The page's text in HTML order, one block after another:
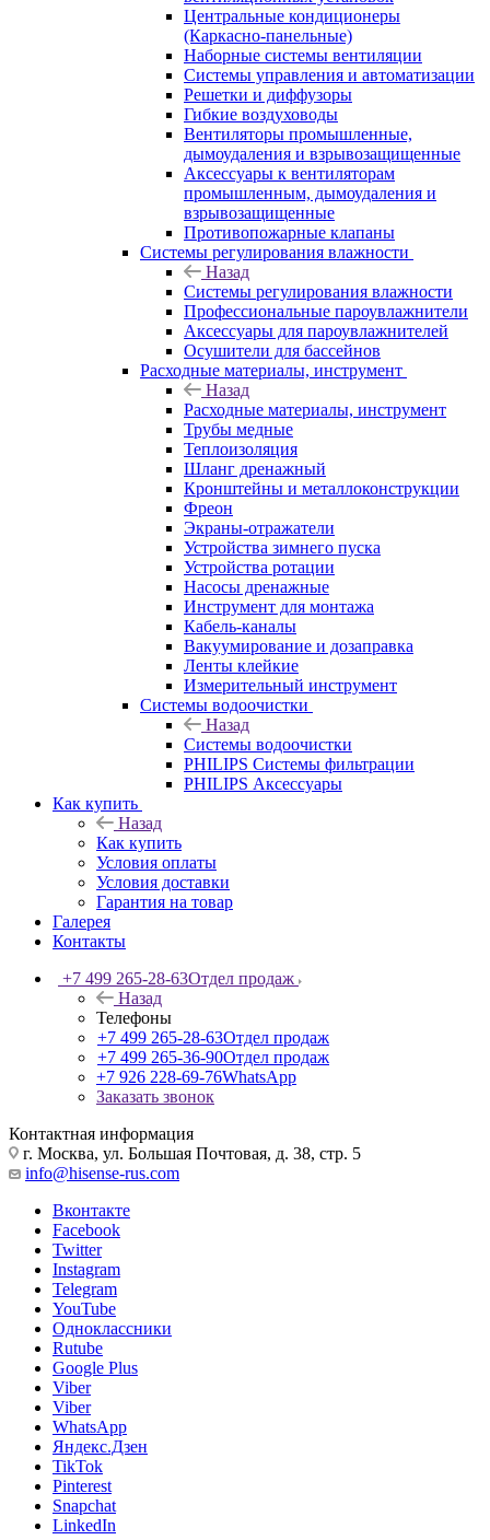
Центральные кондиционеры
(Каркасно-панельные)
Наборные системы вентиляции
Системы управления и автоматизации
Решетки и диффузоры
Гибкие воздуховоды
Вентиляторы промышленные,
дымоудаления и взрывозащищенные
Аксессуары к вентиляторам
промышленным, дымоудаления и
взрывозащищенные
Противопожарные клапаны
Системы регулирования влажности
Назад
Системы регулирования влажности
Профессиональные пароувлажнители
Аксессуары для пароувлажнителей
Осушители для бассейнов
Расходные материалы, инструмент
Назад
Расходные материалы, инструмент
Трубы медные
Теплоизоляция
Шланг дренажный
Кронштейны и металлоконструкции
Фреон
Экраны-отражатели
Устройства зимнего пуска
Устройства ротации
Насосы дренажные
Инструмент для монтажа
Кабель-каналы
Вакуумирование и дозаправка
Ленты клейкие
Измерительный инструмент
Системы водоочистки
Назад
Системы водоочистки
PHILIPS Системы фильтрации
PHILIPS Аксессуары
Как купить
Назад
Как купить
Условия оплаты
Условия доставки
Гарантия на товар
Галерея
Контакты
+7 499 265-28-63Отдел продаж
Назад
Телефоны
+7 499 265-28-63Отдел продаж
+7 499 265-36-90Отдел продаж
+7 926 228-69-76WhatsApp
Заказать звонок
Контактная информация
г. Москва, ул. Большая Почтовая, д. 38, стр. 5
info@hisense-rus.com
Вконтакте
Facebook
Twitter
Instagram
Telegram
YouTube
Одноклассники
Rutube
Google Plus
Viber
Viber
WhatsApp
Яндекс.Дзен
TikTok
Pinterest
Snapchat
LinkedIn